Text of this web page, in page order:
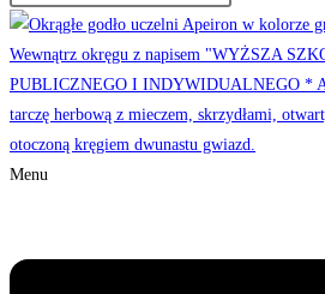
Menu